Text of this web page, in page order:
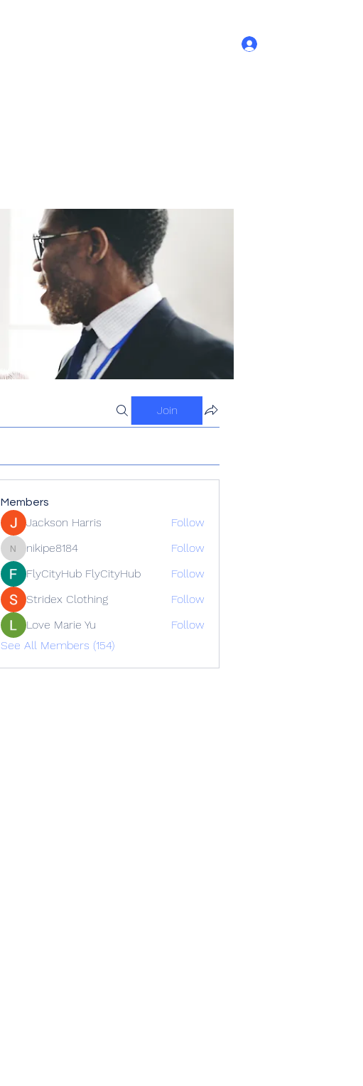
Join
Members
Jackson Harris Follow
nikipe8184
nikipe8184
Follow
FlyCityHub FlyCityHub
Follow
Stridex Clothing
Follow
Love Marie Yu
Follow
See All Members (154)